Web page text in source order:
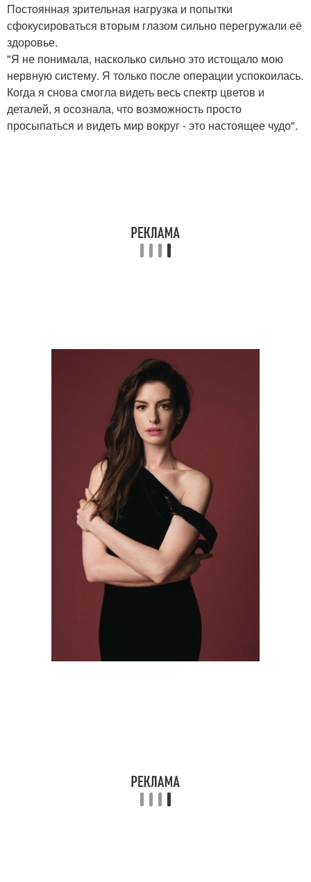
Постоянная зрительная нагрузка и попытки
сфокусироваться вторым глазом сильно перегружали её
здоровье.
"Я не понимала, насколько сильно это истощало мою
нервную систему. Я только после операции успокоилась.
Когда я снова смогла видеть весь спектр цветов и
деталей, я осознала, что возможность просто
просыпаться и видеть мир вокруг - это настоящее чудо".